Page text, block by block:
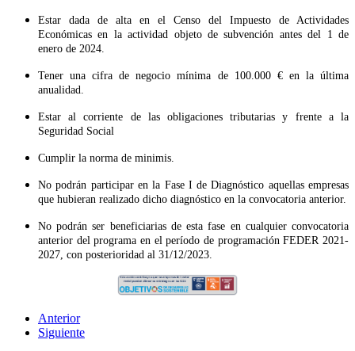
Estar dada de alta en el Censo del Impuesto de Actividades
Económicas en la actividad objeto de subvención antes del 1 de
enero de 2024.
Tener una cifra de negocio mínima de 100.000 € en la última
anualidad.
Estar al corriente de las obligaciones tributarias y frente a la
Seguridad Social
Cumplir la norma de minimis.
No podrán participar en la Fase I de Diagnóstico aquellas empresas
que hubieran realizado dicho diagnóstico en la convocatoria anterior.
No podrán ser beneficiarias de esta fase en cualquier convocatoria
anterior del programa en el período de programación FEDER 2021-
2027, con posterioridad al 31/12/2023.
Anterior
Siguiente